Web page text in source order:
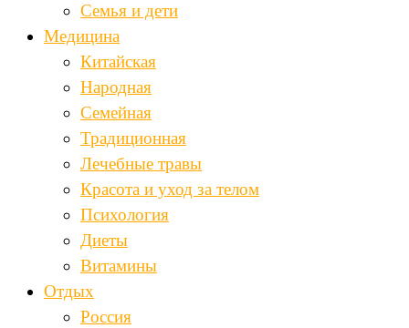
Семья и дети
Медицина
Китайская
Народная
Семейная
Традиционная
Лечебные травы
Красота и уход за телом
Психология
Диеты
Витамины
Отдых
Россия